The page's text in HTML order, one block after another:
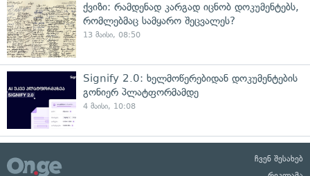
ქვიზი: რამდენად კარგად იცნობ დოკუმენტებს,
რომლებმაც სამყარო შეცვალეს?
13 მაისი, 08:50
Signify 2.0: ხელმოწერებიდან დოკუმენტების
გონიერ პლატფორმამდე
4 მაისი, 10:08
ჩვენ შესახებ